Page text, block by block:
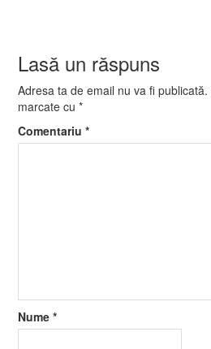
Lasă un răspuns
Adresa ta de email nu va fi publicată.
marcate cu*
Comentariu*
Nume*